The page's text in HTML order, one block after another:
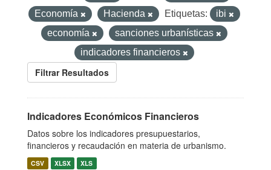
Economía
Hacienda Etiquetas:
ibi
economía
sanciones urbanísticas
indicadores financieros
Filtrar Resultados
Indicadores Económicos Financieros
Datos sobre los indicadores presupuestarios,
financieros y recaudación en materia de urbanismo.
CSV XLSX XLS